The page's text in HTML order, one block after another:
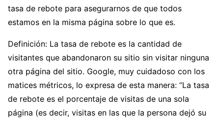
tasa de rebote para asegurarnos de que todos
estamos en la misma página sobre lo que es.
Definición: La tasa de rebote es la cantidad de
visitantes que abandonaron su sitio sin visitar ninguna
otra página del sitio. Google, muy cuidadoso con los
matices métricos, lo expresa de esta manera: “La tasa
de rebote es el porcentaje de visitas de una sola
página (es decir, visitas en las que la persona dejó su